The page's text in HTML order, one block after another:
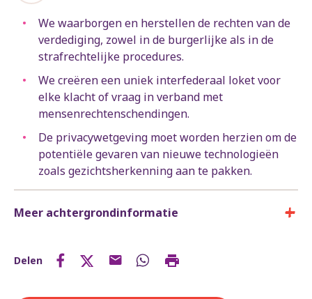
We waarborgen en herstellen de rechten van de
verdediging, zowel in de burgerlijke als in de
strafrechtelijke procedures.
We creëren een uniek interfederaal loket voor
elke klacht of vraag in verband met
mensenrechtenschendingen.
De privacywetgeving moet worden herzien om de
potentiële gevaren van nieuwe technologieën
zoals gezichtsherkenning aan te pakken.
Meer achtergrondinformatie
Delen